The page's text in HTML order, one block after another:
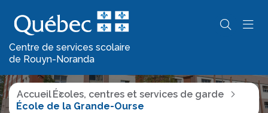
Centre de services scolaire
de Rouyn-Noranda
Écoles, centres et
services de garde
Accueil Écoles, centres et services de garde
École de la Grande-Ourse